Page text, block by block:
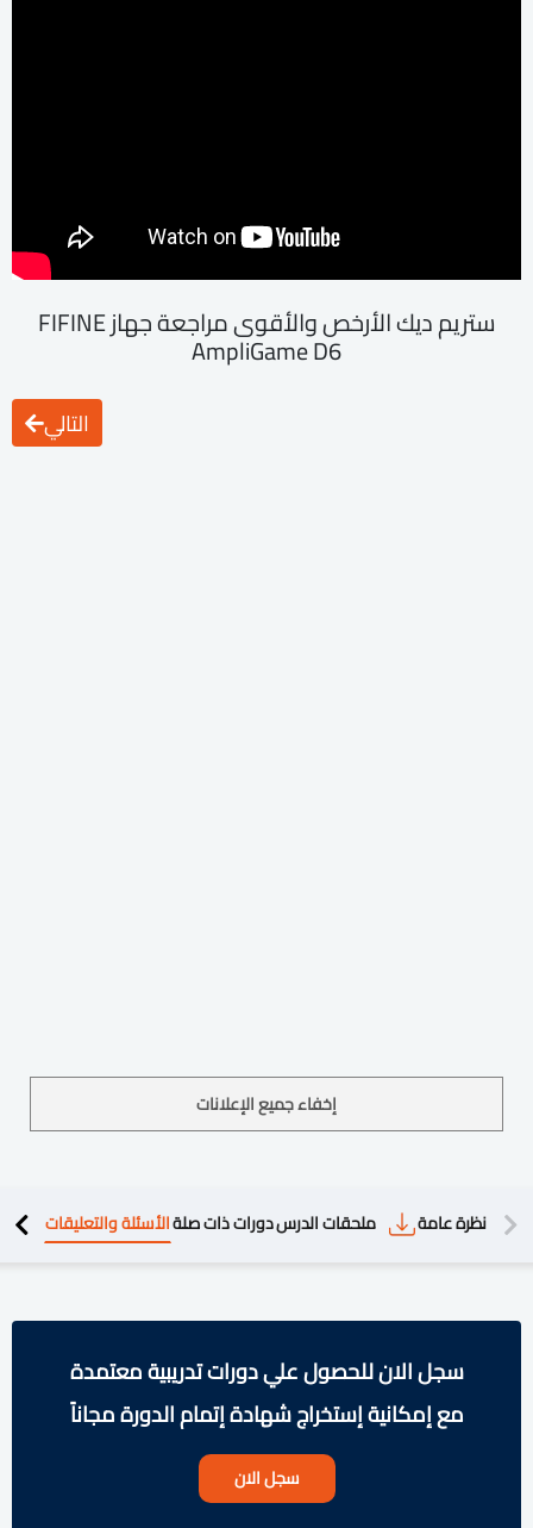
ستريم ديك الأرخص والأقوى مراجعة جهاز FIFINE
AmpliGame D6
التالي
إخفاء جميع الإعلانات
نظرة عامة ملحقات الدرسدورات ذات صلةالأسئلة والتعليقات
سجل الان للحصول علي دورات تدريبية معتمدة
مع إمكانية إستخراج شهادة إتمام الدورة مجاناً
سجل الان